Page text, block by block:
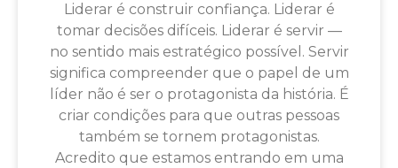
Liderar é construir confiança. Liderar é
tomar decisões difíceis. Liderar é servir —
no sentido mais estratégico possível. Servir
significa compreender que o papel de um
líder não é ser o protagonista da história. É
criar condições para que outras pessoas
também se tornem protagonistas.
Acredito que estamos entrando em uma